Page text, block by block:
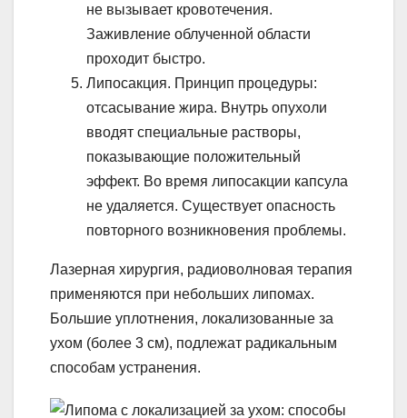
не вызывает кровотечения.
Заживление облученной области
проходит быстро.
Липосакция. Принцип процедуры:
отсасывание жира. Внутрь опухоли
вводят специальные растворы,
показывающие положительный
эффект. Во время липосакции капсула
не удаляется. Существует опасность
повторного возникновения проблемы.
Лазерная хирургия, радиоволновая терапия
применяются при небольших липомах.
Большие уплотнения, локализованные за
ухом (более 3 см), подлежат радикальным
способам устранения.